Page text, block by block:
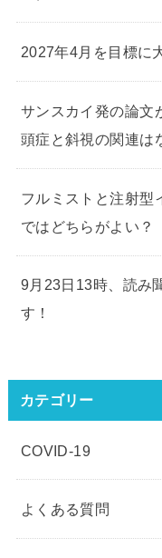
2027年4月を目標に
サンスカイ発の論文
頭症と斜視の関連は
フルミストと注射型
ではどちらがよい？
9月23日13時、読み
す！
カテゴリー
COVID-19
よくある質問